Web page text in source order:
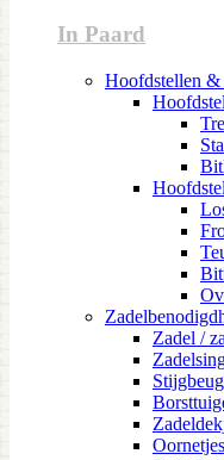
In Paard
Hoofdstellen &
Zadel /
Oornetjes